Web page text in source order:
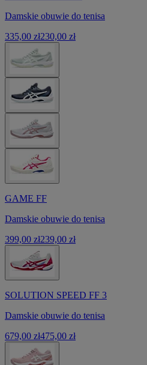
Damskie obuwie do tenisa
335,00 zł230,00 zł
GAME FF
Damskie obuwie do tenisa
399,00 zł239,00 zł
SOLUTION SPEED FF 3
Damskie obuwie do tenisa
679,00 zł475,00 zł